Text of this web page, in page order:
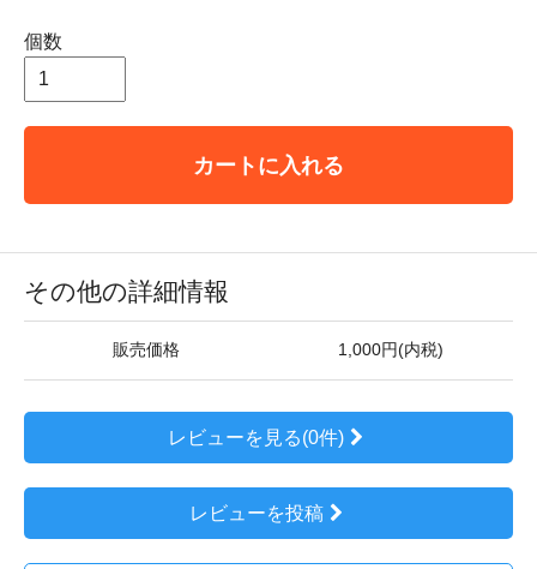
個数
カートに入れる
その他の詳細情報
販売価格 1,000円(内税)
レビューを見る(0件)
レビューを投稿